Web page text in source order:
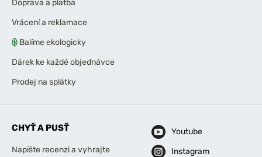
Doprava a platba
Vrácení a reklamace
Balíme ekologicky
Dárek ke každé objednávce
Prodej na splátky
CHYŤ A PUSŤ
Napište recenzi a vyhrajte
Youtube
Instagram